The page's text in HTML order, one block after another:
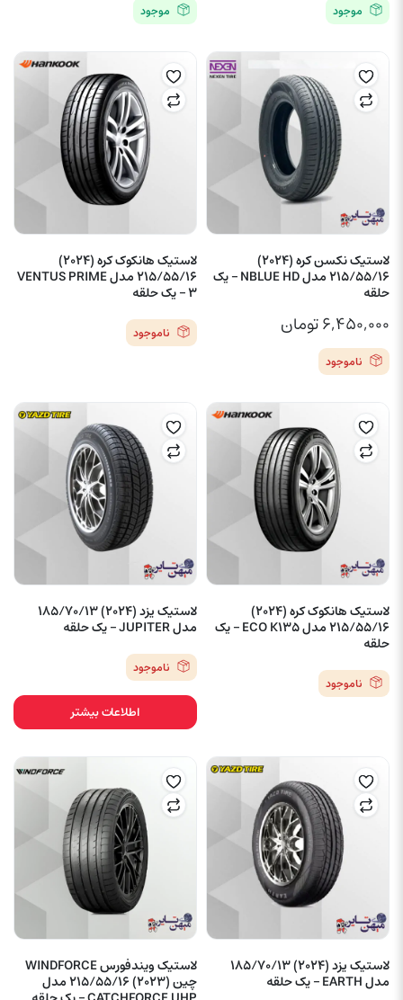
موجود موجود
لاستیک نکسن کره (2024)
215/55/16 مدل NBLUE HD – یک
حلقه
۶,۴۵۰,۰۰۰تومان
ناموجود
لاستیک هانکوک کره (2024)
215/55/16 مدل VENTUS PRIME
3 – یک حلقه
ناموجود
لاستیک هانکوک کره (2024)
215/55/16 مدل ECO K135 – یک
حلقه
ناموجود
لاستیک یزد (2024) 185/70/13
مدل JUPITER – یک حلقه
ناموجود
اطلاعات بیشتر
لاستیک یزد (2024) 185/70/13
مدل EARTH – یک حلقه
لاستیک ویندفورس WINDFORCE
چین (2023) 215/55/16 مدل